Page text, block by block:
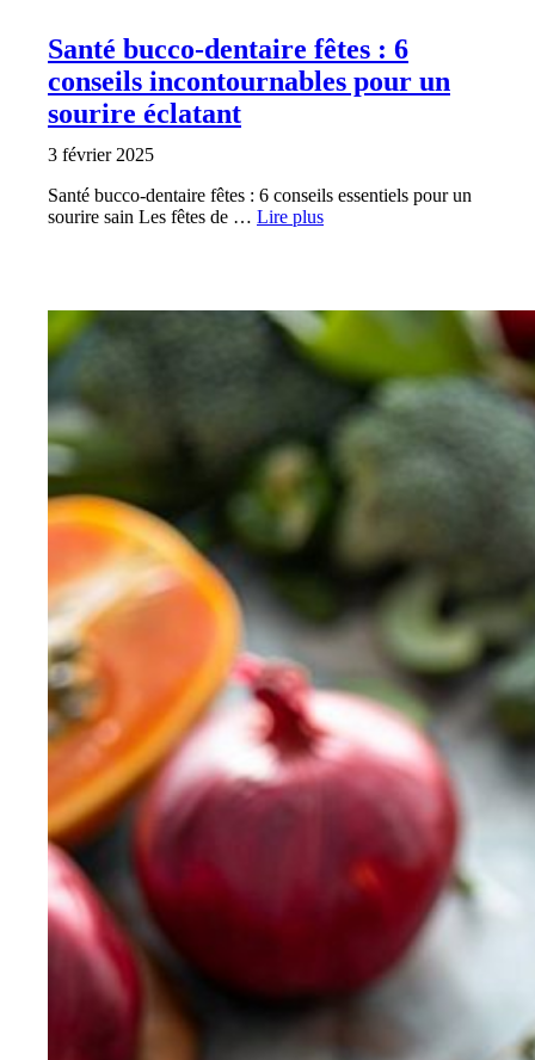
Santé bucco-dentaire fêtes : 6
conseils incontournables pour un
sourire éclatant
3 février 2025
Santé bucco-dentaire fêtes : 6 conseils essentiels pour un
sourire sain Les fêtes de … Lire plus